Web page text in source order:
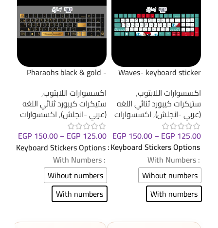
Waves- keyboard sticker
اكسسوارات اللابتوب,
ستيكرات كيبورد ثنائي اللغه
(عربي -انجلش),اكسسوارات
EGP 125.00
–
EGP 150.00
Keyboard Stickers Options
: With Numbers
Wihout numbers
With numbers
Pharaohs black & gold -
اكسسوارات اللابتوب,
ستيكرات كيبورد ثنائي اللغه
(عربي -انجلش),اكسسوارات
EGP 125.00
–
EGP 150.00
Keyboard Stickers Options
: With Numbers
Wihout numbers
With numbers